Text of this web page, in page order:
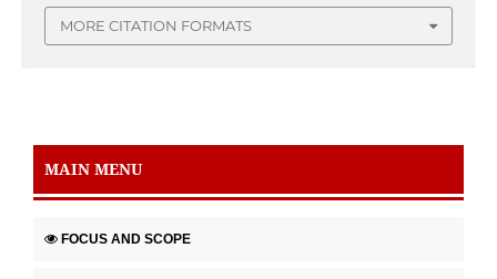
MORE CITATION FORMATS
MAIN MENU
FOCUS AND SCOPE